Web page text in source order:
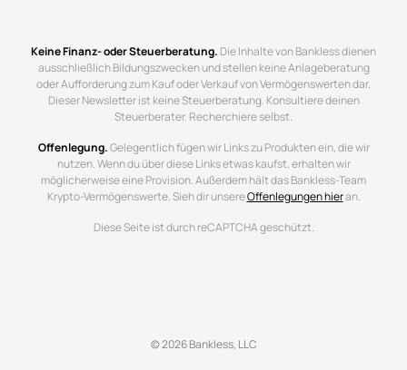
Keine Finanz- oder Steuerberatung. Die Inhalte von Bankless dienen
ausschließlich Bildungszwecken und stellen keine Anlageberatung
oder Aufforderung zum Kauf oder Verkauf von Vermögenswerten dar.
Dieser Newsletter ist keine Steuerberatung. Konsultiere deinen
Steuerberater. Recherchiere selbst.
Offenlegung.Gelegentlich fügen wir Links zu Produkten ein, die wir
nutzen. Wenn du über diese Links etwas kaufst, erhalten wir
möglicherweise eine Provision. Außerdem hält das Bankless-Team
Krypto-Vermögenswerte. Sieh dir unsereOffenlegungen hieran.
Diese Seite ist durch reCAPTCHA geschützt.
© 2026 Bankless, LLC